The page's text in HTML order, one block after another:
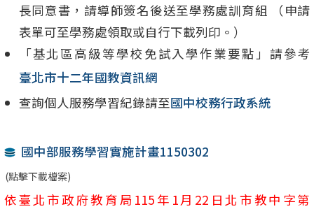
長同意書，請導師簽名後送至學務處訓育組 （申請
表單可至學務處領取或自行下載列印。）
「基北區高級等學校免試入學作業要點」請參考
臺北市十二年國教資訊網
查詢個人服務學習紀錄請至國中校務行政系統
國中部服務學習實施計畫1150302
(點擊下載檔案)
依臺北市政府教育局115年1月22日北市教中字第